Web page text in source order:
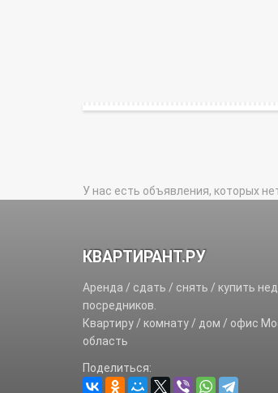
У нас есть объявления, которых
КВАРТИРАНТ.РУ
Аренда / сдать / снять / купить
посредников.
Квартиру / комнату / дом / офис
область
Поделиться: